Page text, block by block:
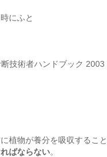
にふと
技術者ハンドブック
植物が養分を吸収するこ
ばならない。